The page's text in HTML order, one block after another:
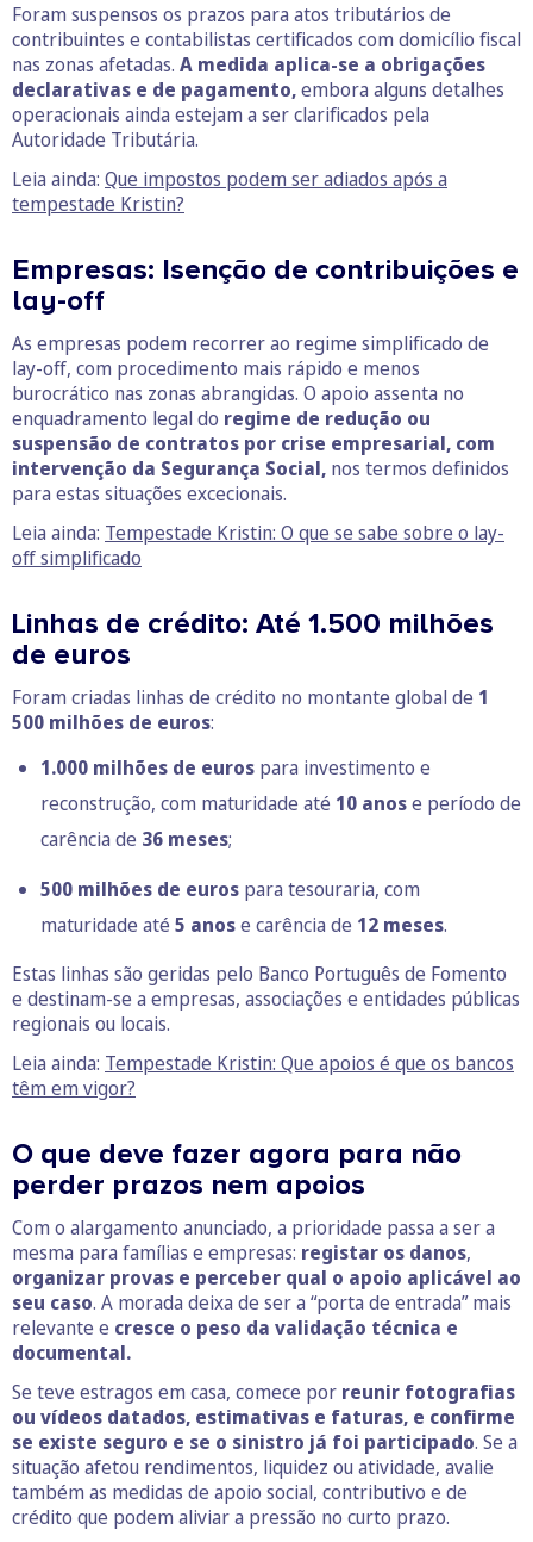
Foram suspensos os prazos para atos tributários de
contribuintes e contabilistas certificados com domicílio fiscal
nas zonas afetadas. A medida aplica-se a obrigações
declarativas e de pagamento,embora alguns detalhes
operacionais ainda estejam a ser clarificados pela
Autoridade Tributária.
Leia ainda: Que impostos podem ser adiados após a
tempestade Kristin?
Empresas: Isenção de contribuições e
lay-off
As empresas podem recorrer ao regime simplificado de
lay-off, com procedimento mais rápido e menos
burocrático nas zonas abrangidas. O apoio assenta no
enquadramento legal do regime de redução ou
suspensão de contratos por crise empresarial, com
intervenção da Segurança Social, nos termos definidos
para estas situações excecionais.
Leia ainda: Tempestade Kristin: O que se sabe sobre o lay-
off simplificado
Linhas de crédito: Até 1.500 milhões
de euros
Foram criadas linhas de crédito no montante global de 1
500 milhões de euros:
1.000 milhões de euros para investimento e
reconstrução, com maturidade até 10 anose período de
carência de 36 meses;
500 milhões de euros para tesouraria, com
maturidade até 5 anose carência de 12 meses.
Estas linhas são geridas pelo Banco Português de Fomento
e destinam-se a empresas, associações e entidades públicas
regionais ou locais.
Leia ainda: Tempestade Kristin: Que apoios é que os bancos
têm em vigor?
O que deve fazer agora para não
perder prazos nem apoios
Com o alargamento anunciado, a prioridade passa a ser a
mesma para famílias e empresas: registar os danos,
organizar provas e perceber qual o apoio aplicável ao
seu caso. A morada deixa de ser a “porta de entrada” mais
relevante e cresce o peso da validação técnica e
documental.
Se teve estragos em casa, comece por reunir fotografias
ou vídeos datados, estimativas e faturas, e confirme
se existe seguro e se o sinistro já foi participado. Se a
situação afetou rendimentos, liquidez ou atividade, avalie
também as medidas de apoio social, contributivo e de
crédito que podem aliviar a pressão no curto prazo.